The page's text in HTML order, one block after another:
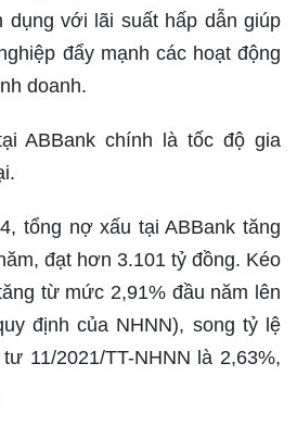
với lãi suất hấp dẫn giúp
đẩy mạnh các hoạt động
doanh.
ABBank chính là tốc độ gia
tổng nợ xấu tại ABBank tăng
đạt hơn 3.101 tỷ đồng. Kéo
từ mức 2,91% đầu năm lên
định của NHNN), song tỷ lệ
11/2021/TT-NHNN là 2,63%,